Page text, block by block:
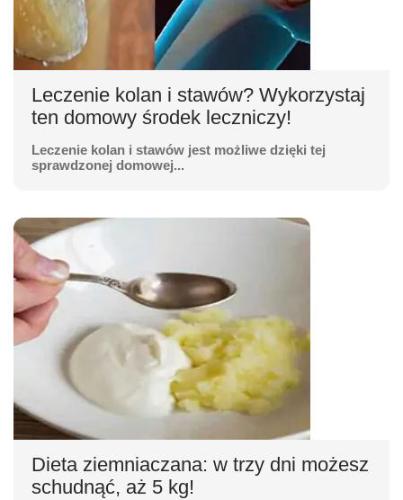
Leczenie kolan i stawów? Wykorzystaj
ten domowy środek leczniczy!
Leczenie kolan i stawów jest możliwe dzięki tej
sprawdzonej domowej...
Dieta ziemniaczana: w trzy dni możesz
schudnąć, aż 5 kg!